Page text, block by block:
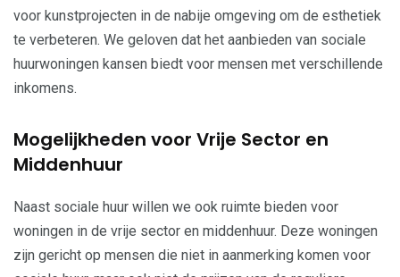
voor kunstprojecten in de nabije omgeving om de esthetiek
te verbeteren. We geloven dat het aanbieden van sociale
huurwoningen kansen biedt voor mensen met verschillende
inkomens.
Mogelijkheden voor Vrije Sector en
Middenhuur
Naast sociale huur willen we ook ruimte bieden voor
woningen in de vrije sector en middenhuur. Deze woningen
zijn gericht op mensen die niet in aanmerking komen voor